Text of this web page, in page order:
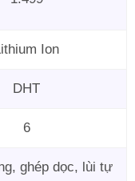
Ion
DHT
6
ghép dọc, lùi tự